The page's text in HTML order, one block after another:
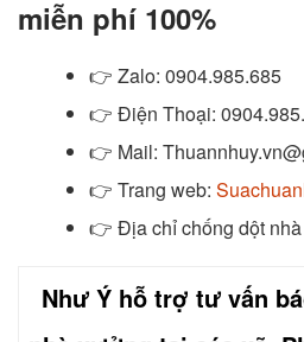
miễn phí 100%
👉 Zalo: 0904.985.685
👉 Điện Thoại:
👉 Mail:
👉 Trang web:
👉 Địa chỉ chống dột
Như Ý hỗ trợ tư vấn